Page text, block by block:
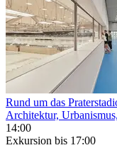
Rund um das
Architektur,
14:00
Exkursion bis 17:00